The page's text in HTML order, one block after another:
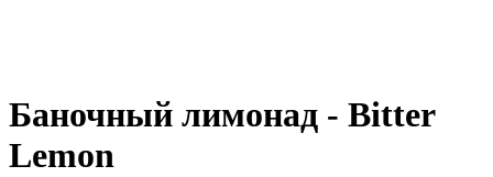
Баночный лимонад - Bitter
Lemon